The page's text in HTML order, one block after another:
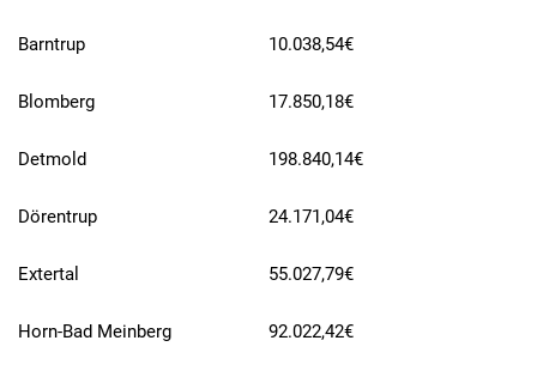
Barntrup 10.038,54€
Blomberg 17.850,18€
Detmold 198.840,14€
Dörentrup 24.171,04€
Extertal 55.027,79€
Horn-Bad Meinberg 92.022,42€